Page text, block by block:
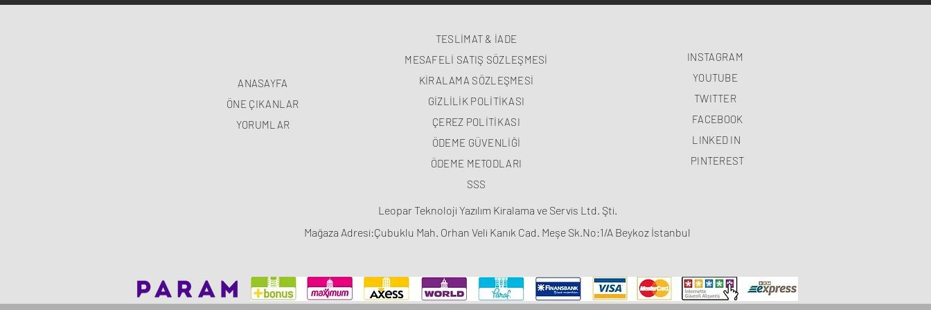
ANASAYFA
ÖNE ÇIKANLAR
YORUMLAR
TESLİMAT & İADE
MESAFELİ SATIŞ SÖZLEŞMESİ
KİRALAMA SÖZLEŞMESİ
GİZLİLİK POLİTİKASI
ÇEREZ POLİTİKASI
ÖDEME GÜVENLİĞİ
ÖDEME METODLARI
SSS
INSTAGRAM
YOUTUBE
TWITTER
FACEBOOK
LINKED IN
PINTEREST
Leopar Teknoloji Yazılım Kiralama ve Servis Ltd. Şti.
Mağaza Adresi:Çubuklu Mah. Orhan Veli Kanık Cad. Meşe Sk.No:1/A Beykoz İstanbul